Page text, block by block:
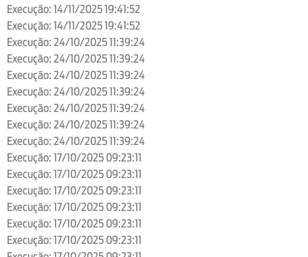
Execução: 14/11/2025 19:41:52
Execução: 14/11/2025 19:41:52
Execução: 24/10/2025 11:39:24
Execução: 24/10/2025 11:39:24
Execução: 24/10/2025 11:39:24
Execução: 24/10/2025 11:39:24
Execução: 24/10/2025 11:39:24
Execução: 24/10/2025 11:39:24
Execução: 24/10/2025 11:39:24
Execução: 17/10/2025 09:23:11
Execução: 17/10/2025 09:23:11
Execução: 17/10/2025 09:23:11
Execução: 17/10/2025 09:23:11
Execução: 17/10/2025 09:23:11
Execução: 17/10/2025 09:23:11